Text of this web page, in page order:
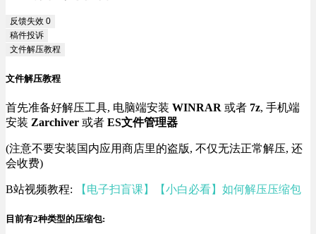
反馈失效 0
稿件投诉
文件解压教程
文件解压教程
首先准备好解压工具, 电脑端安装 WINRAR 或者 7z, 手机端
安装 Zarchiver 或者 ES文件管理器
(注意不要安装国内应用商店里的盗版, 不仅无法正常解压, 还
会收费)
B站视频教程: 【电子扫盲课】【小白必看】如何解压压缩包
目前有2种类型的压缩包: